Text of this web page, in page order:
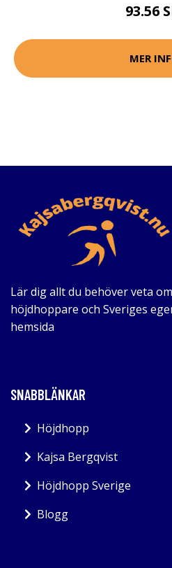
93.56
MER
Lär dig allt du behöver veta
höjdhoppare och Sveriges
hemsida
SNABBLÄNKAR
Höjdhopp
Kajsa Bergqvist
Höjdhopp Sverige
Blogg